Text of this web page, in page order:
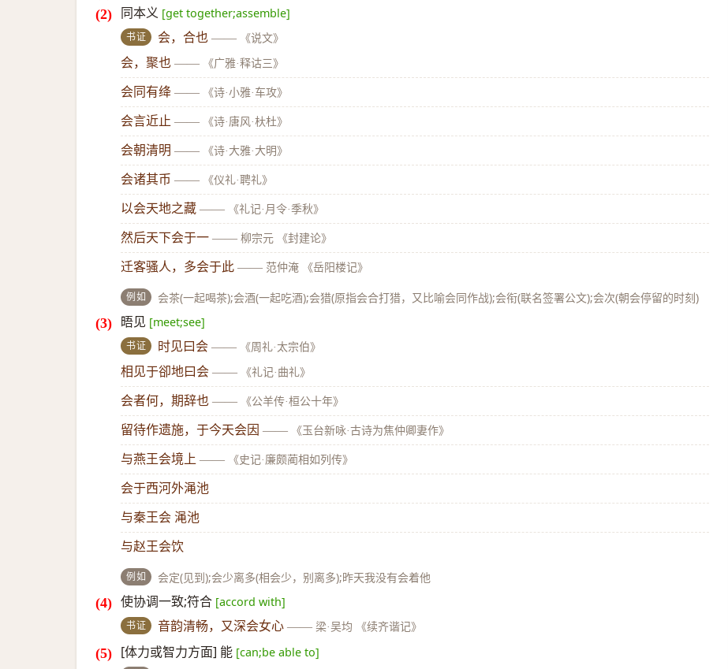
同本义 [get together;assemble]
书证 会，合也 —— 《说文》
会，聚也 —— 《广雅·释诂三》
会同有绛 —— 《诗·小雅·车攻》
会言近止 —— 《诗·唐风·杕杜》
会朝清明 —— 《诗·大雅·大明》
会诸其币 —— 《仪礼·聘礼》
以会天地之藏 —— 《礼记·月令·季秋》
然后天下会于一 —— 柳宗元 《封建论》
迁客骚人，多会于此 —— 范仲淹 《岳阳楼记》
例如 会茶(一起喝茶);会酒(一起吃酒);会猎(原指会合打猎，又比喻会同作战);会衔(联名签署公文);会次(朝会停留的时刻)
晤见 [meet;see]
书证 时见曰会 —— 《周礼·太宗伯》
相见于卻地曰会 —— 《礼记·曲礼》
会者何，期辞也 —— 《公羊传·桓公十年》
留待作遗施，于今天会因 —— 《玉台新咏·古诗为焦仲卿妻作》
与燕王会境上 —— 《史记·廉颇蔺相如列传》
会于西河外渑池
与秦王会 渑池
与赵王会饮
例如 会定(见到);会少离多(相会少，别离多);昨天我没有会着他
使协调一致;符合 [accord with]
书证 音韵清畅，又深会女心 —— 梁·吴均 《续齐谐记》
[体力或智力方面] 能 [can;be able to]